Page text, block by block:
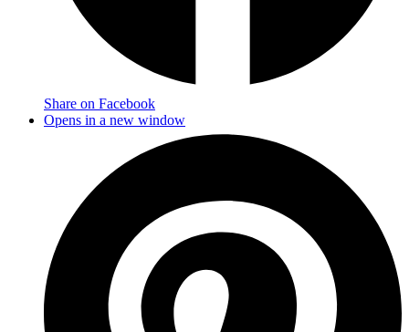
Share on Facebook
Opens in a new window